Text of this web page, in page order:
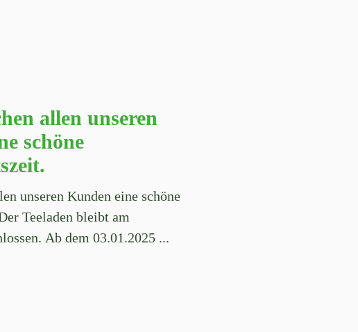
allen unseren
schöne
unseren Kunden eine schöne
Teeladen bleibt am
02.01.2025 geschlossen. Ab dem 03.01.2025 ...